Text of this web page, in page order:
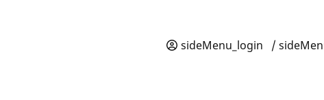
sideMenu_login /